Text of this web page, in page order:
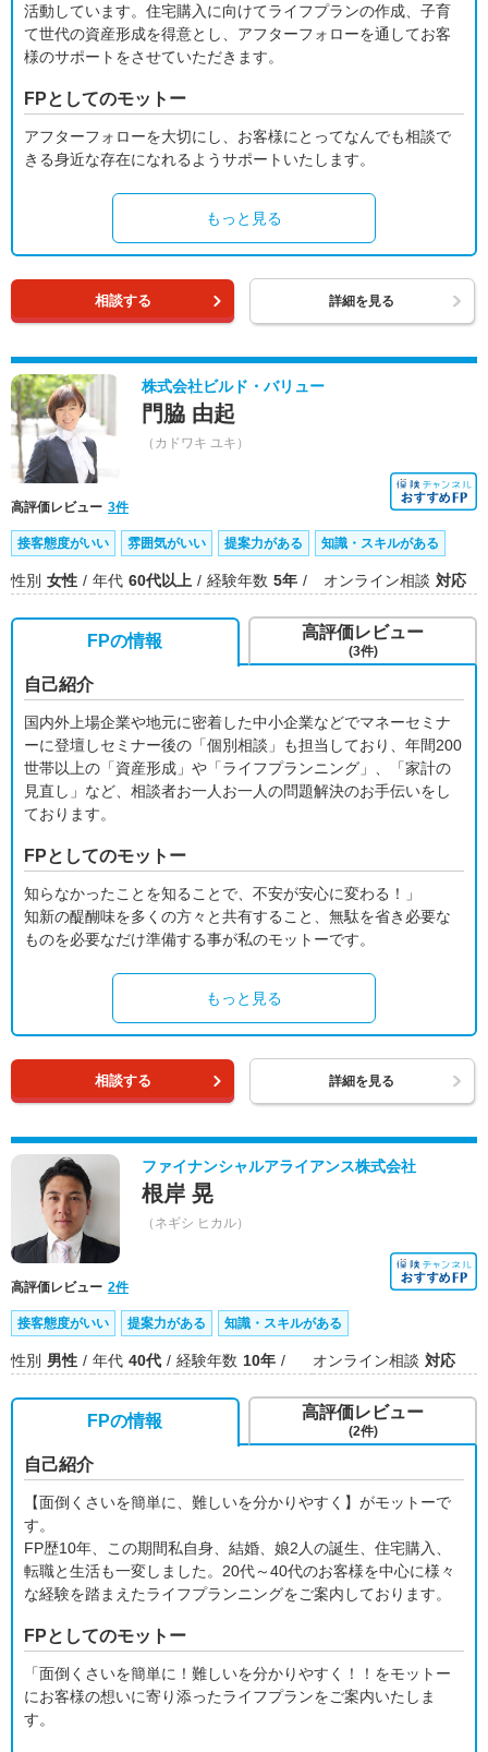
活動しています。住宅購入に向けてライフプランの作成、子育
て世代の資産形成を得意とし、アフターフォローを通してお客
様のサポートをさせていただきます。
FPとしてのモットー
アフターフォローを大切にし、お客様にとってなんでも相談で
きる身近な存在になれるようサポートいたします。
もっと見る
相談する 詳細を見る
株式会社ビルド・バリュー
門脇 由起
（カドワキ ユキ）
高評価レビュー 3件
接客態度がいい 雰囲気がいい 提案力がある 知識・スキルがある
性別 女性 年代 60代以上 経験年数 5年 オンライン相談 対応
FPの情報
自己紹介
国内外上場企業や地元に密着した中小企業などでマネーセミナ
ーに登壇しセミナー後の「個別相談」も担当しており、年間200
世帯以上の「資産形成」や「ライフプランニング」、「家計の
見直し」など、相談者お一人お一人の問題解決のお手伝いをし
ております。
FPとしてのモットー
知らなかったことを知ることで、不安が安心に変わる！」
知新の醍醐味を多くの方々と共有すること、無駄を省き必要な
ものを必要なだけ準備する事が私のモットーです。
もっと見る
高評価レビュー
(3件)
相談する 詳細を見る
ファイナンシャルアライアンス株式会社
根岸 晃
（ネギシ ヒカル）
高評価レビュー 2件
接客態度がいい 提案力がある 知識・スキルがある
性別 男性 年代 40代 経験年数 10年 オンライン相談 対応
FPの情報
自己紹介
【面倒くさいを簡単に、難しいを分かりやすく】がモットーで
す。
FP歴10年、この期間私自身、結婚、娘2人の誕生、住宅購入、
転職と生活も一変しました。20代～40代のお客様を中心に様々
な経験を踏まえたライフプランニングをご案内しております。
FPとしてのモットー
「面倒くさいを簡単に！難しいを分かりやすく！！をモットー
にお客様の想いに寄り添ったライフプランをご案内いたしま
す。
高評価レビュー
(2件)